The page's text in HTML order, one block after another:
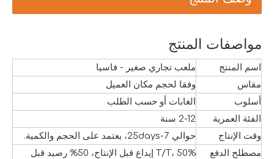
مواصفات المنتج
اسم المنتج
ملعب تجاري صغير - فاسيا
مقاس
وفقا لحجم مكان العميل
أسلوب
الغابات أو حسب الطلب
الفئة العمرية
2-12 سنة
وقت الإنتاج
حوالي 7-25days، يعتمد على الحجم والكمية.
مصطلح الدفع
T/T، 50% إيداع قبل الإنتاج، 50% رصيد قبل